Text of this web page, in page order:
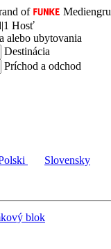
of
|1 Hosť
alebo ubytovania
Destinácia
Príchod a odchod
Slovensky
blok